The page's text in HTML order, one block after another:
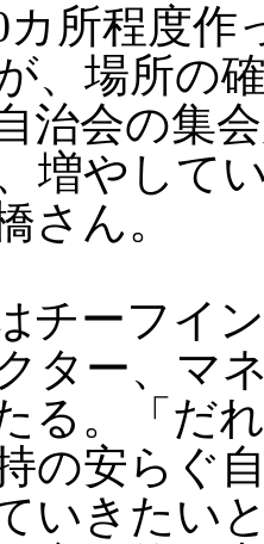
所程度作
、場所の
治会の集
増やして
さん。
チーフイ
ター、マ
る。「だ
の安らぐ
いきたい